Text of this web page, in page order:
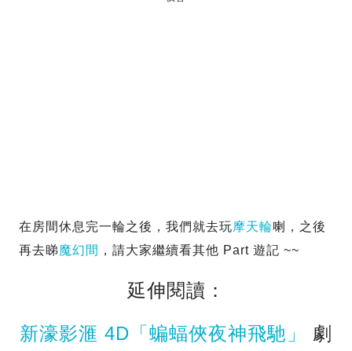
在房間休息完一輪之後，我們就去玩摩天輪喇，之後
再去睇魔幻間 ，請大家繼續看其他 Part 遊記 ~~
延伸閱讀：
新濠影滙 4D「蝙蝠俠夜神飛馳」 劇